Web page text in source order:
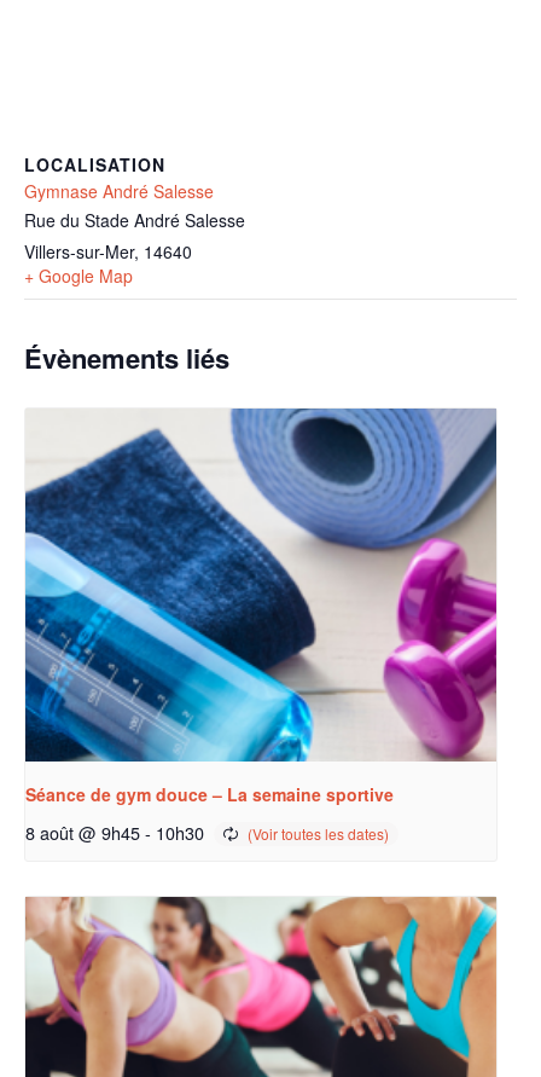
LOCALISATION
Gymnase André Salesse
Rue du Stade André Salesse
Villers-sur-Mer, 14640
+ Google Map
Évènements liés
Séance de gym douce – La semaine sportive
8 août @ 9h45- 10h30